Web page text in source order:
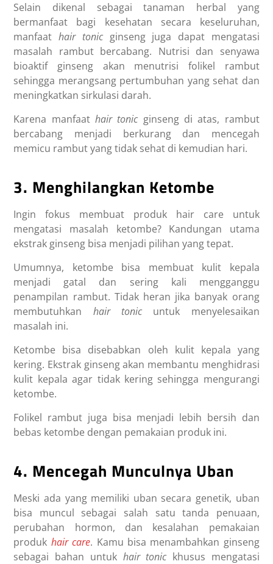
Selain dikenal sebagai tanaman herbal yang
bermanfaat bagi kesehatan secara keseluruhan,
manfaathair tonicginsengjuga dapat mengatasi
masalah rambut bercabang. Nutrisi dan senyawa
bioaktif ginseng akan menutrisi folikel rambut
sehingga merangsang pertumbuhan yang sehat dan
meningkatkan sirkulasi darah.
Karena manfaathair tonicginsengdi atas, rambut
bercabang menjadi berkurang dan mencegah
memicu rambut yang tidak sehat di kemudian hari.
3. Menghilangkan Ketombe
Ingin fokus membuat produk hair care untuk
mengatasi masalah ketombe? Kandungan utama
ekstrak ginseng bisa menjadi pilihan yang tepat.
Umumnya, ketombe bisa membuat kulit kepala
menjadi gatal dan sering kali mengganggu
penampilan rambut. Tidak heran jika banyak orang
membutuhkan hair tonicuntuk menyelesaikan
masalah ini.
Ketombe bisa disebabkan oleh kulit kepala yang
kering. Ekstrak ginseng akan membantu menghidrasi
kulit kepala agar tidak kering sehingga mengurangi
ketombe.
Folikel rambut juga bisa menjadi lebih bersih dan
bebas ketombe dengan pemakaian produk ini.
4. Mencegah Munculnya Uban
Meski ada yang memiliki uban secara genetik, uban
bisa muncul sebagai salah satu tanda penuaan,
perubahan hormon, dan kesalahan pemakaian
produk hair care. Kamu bisa menambahkan ginseng
sebagai bahan untuk hair tonickhusus mengatasi